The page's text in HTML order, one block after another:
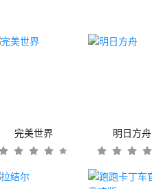
完美世界 明日方舟